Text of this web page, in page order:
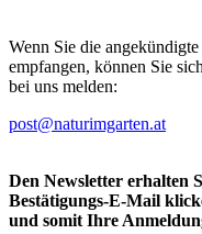
Wenn Sie die
empfangen, können Sie
bei uns melden:
post@naturimgarten.at
Den Newsletter erhalten
Bestätigungs-E-Mail
und somit Ihre